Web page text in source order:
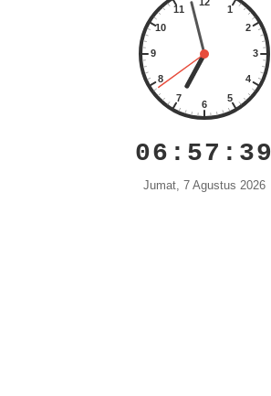
06:57:40
Jumat, 7 Agustus 2026